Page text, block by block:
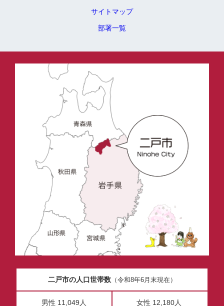
サイトマップ
部署一覧
二戸市の人口世帯数（令和8年6月末現在）
男性 11,049人 女性 12,180人